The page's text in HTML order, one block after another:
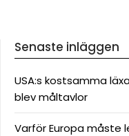
Senaste inläggen
USA:s kostsamma
blev måltavlor
Varför Europa måste